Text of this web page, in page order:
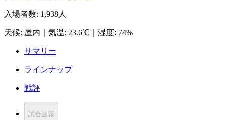
入場者数: 1,938人
天候: 屋内 気温: 23.6℃ 湿度: 74%
サマリー
ラインナップ
戦評
試合速報